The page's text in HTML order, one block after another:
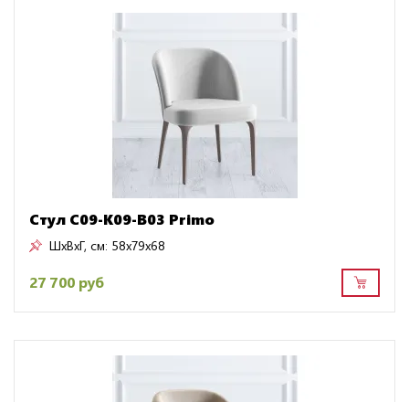
Стул C09-K09-B03 Primo
ШxВxГ, см: 58x79x68
27 700 руб